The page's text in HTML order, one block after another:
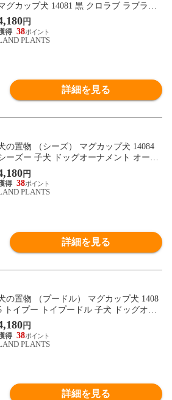
グカップ犬 14081 黒 クロラブ ラブラド
ール レトリーバー 子犬 ドッグオーナメン
オーナメント 動物 アニマル マスコット
ーデン ガーデニング ガーデンオブジェ
円
38
PLANTS
詳細を見る
の置物 （シーズ） マグカップ犬 14084
ーズー 子犬 ドッグオーナメント オーナ
メント 動物 アニマル マスコット ガーデン
ーデニング ガーデンオブジェ オブジェ
円
38
PLANTS
詳細を見る
の置物 （プードル） マグカップ犬 1408
トイプー トイプードル 子犬 ドッグオー
ナメント オーナメント 動物 アニマル マス
ット ガーデン ガーデニング ガーデンオ
ジェ オブジェ
円
38
PLANTS
詳細を見る